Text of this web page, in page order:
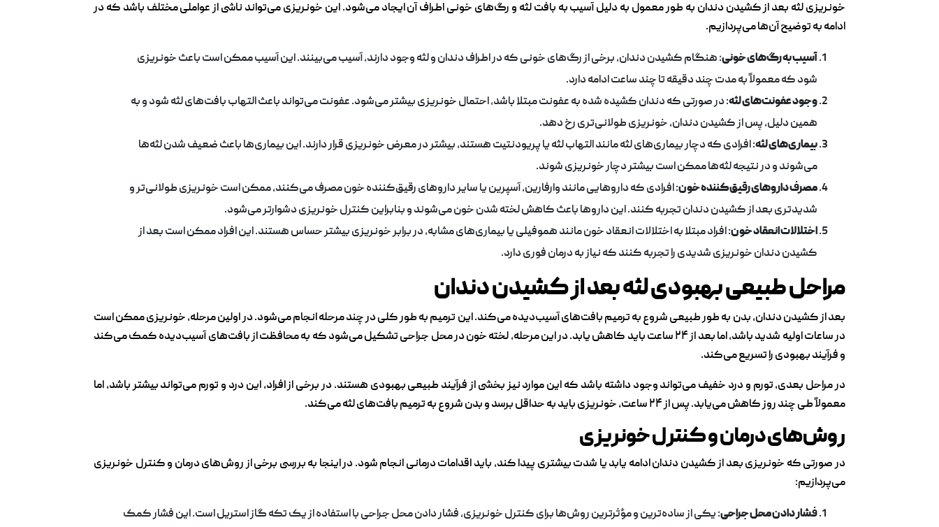
خونریزی لثه بعد از کشیدن دندان به طور معمول به دلیل آسیب به بافت لثه و رگ‌های خونی اطراف آن ایجاد می‌شود. این خونریزی می‌تواند ناشی از عواملی مختلف باشد که در
ادامه به توضیح آن‌ها می‌پردازیم.
آسیب به رگ‌های خونی: هنگام کشیدن دندان، برخی از رگ‌های خونی که در اطراف دندان و لثه وجود دارند، آسیب می‌بینند. این آسیب ممکن است باعث خونریزی
شود که معمولاً به مدت چند دقیقه تا چند ساعت ادامه دارد.
وجود عفونت‌های لثه: در صورتی که دندان کشیده شده به عفونت مبتلا باشد، احتمال خونریزی بیشتر می‌شود. عفونت می‌تواند باعث التهاب بافت‌های لثه شود و به
همین دلیل، پس از کشیدن دندان، خونریزی طولانی‌تری رخ دهد.
بیماری‌های لثه: افرادی که دچار بیماری‌های لثه مانند التهاب لثه یا پریودنتیت هستند، بیشتر در معرض خونریزی قرار دارند. این بیماری‌ها باعث ضعیف شدن لثه‌ها
می‌شوند و در نتیجه لثه‌ها ممکن است بیشتر دچار خونریزی شوند.
مصرف داروهای رقیق‌کننده خون: افرادی که داروهایی مانند وارفارین، آسپرین یا سایر داروهای رقیق‌کننده خون مصرف می‌کنند، ممکن است خونریزی طولانی‌تر و
شدیدتری بعد از کشیدن دندان تجربه کنند. این داروها باعث کاهش لخته شدن خون می‌شوند و بنابراین کنترل خونریزی دشوارتر می‌شود.
اختلالات انعقاد خون: افراد مبتلا به اختلالات انعقاد خون مانند هموفیلی یا بیماری‌های مشابه، در برابر خونریزی بیشتر حساس هستند. این افراد ممکن است بعد از
کشیدن دندان خونریزی شدیدی را تجربه کنند که نیاز به درمان فوری دارد.
مراحل طبیعی بهبودی لثه بعد از کشیدن دندان
بعد از کشیدن دندان، بدن به طور طبیعی شروع به ترمیم بافت‌های آسیب‌دیده می‌کند. این ترمیم به طور کلی در چند مرحله انجام می‌شود. در اولین مرحله، خونریزی ممکن است
در ساعات اولیه شدید باشد، اما بعد از ۲۴ ساعت باید کاهش یابد. در این مرحله، لخته خون در محل جراحی تشکیل می‌شود که به محافظت از بافت‌های آسیب‌دیده کمک می‌کند
و فرآیند بهبودی را تسریع می‌کند.
در مراحل بعدی، تورم و درد خفیف می‌تواند وجود داشته باشد که این موارد نیز بخشی از فرآیند طبیعی بهبودی هستند. در برخی از افراد، این درد و تورم می‌تواند بیشتر باشد، اما
معمولاً طی چند روز کاهش می‌یابد. پس از ۲۴ ساعت، خونریزی باید به حداقل برسد و بدن شروع به ترمیم بافت‌های لثه می‌کند.
روش‌های درمان و کنترل خونریزی
در صورتی که خونریزی بعد از کشیدن دندان ادامه یابد یا شدت بیشتری پیدا کند، باید اقدامات درمانی انجام شود. در اینجا به بررسی برخی از روش‌های درمان و کنترل خونریزی
می‌پردازیم:
فشار دادن محل جراحی: یکی از ساده‌ترین و مؤثرترین روش‌ها برای کنترل خونریزی، فشار دادن محل جراحی با استفاده از یک تکه گاز استریل است. این فشار کمک